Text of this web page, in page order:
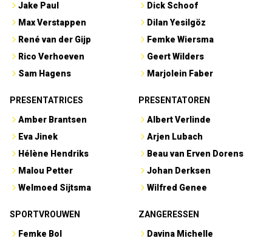
Jake Paul
Max Verstappen
René van der Gijp
Rico Verhoeven
Sam Hagens
Dick Schoof
Dilan Yesilgöz
Femke Wiersma
Geert Wilders
Marjolein Faber
PRESENTATRICES
Amber Brantsen
Eva Jinek
Hélène Hendriks
Malou Petter
Welmoed Sijtsma
PRESENTATOREN
Albert Verlinde
Arjen Lubach
Beau van Erven Dorens
Johan Derksen
Wilfred Genee
SPORTVROUWEN
Femke Bol
ZANGERESSEN
Davina Michelle